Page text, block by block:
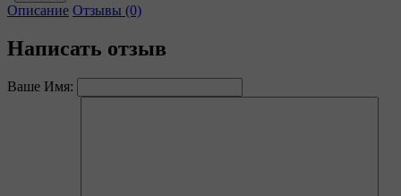
Описание Отзывы (0)
Написать отзыв
Ваше Имя: